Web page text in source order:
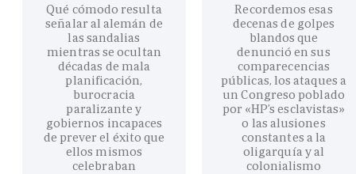
Qué cómodo resulta
señalar al alemán de
las sandalias
mientras se ocultan
décadas de mala
planificación,
burocracia
paralizante y
gobiernos incapaces
de prever el éxito que
ellos mismos
celebraban
Recordemos esas
decenas de golpes
blandos que
denunció en sus
comparecencias
públicas, los ataques a
un Congreso poblado
por «HP’s esclavistas»
o las alusiones
constantes a la
oligarquía y al
colonialismo